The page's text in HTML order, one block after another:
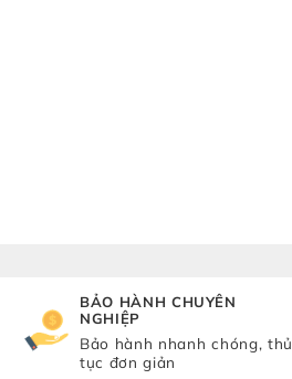
BẢO HÀNH CHUYÊN
NGHIỆP
Bảo hành nhanh chóng, thủ
tục đơn giản